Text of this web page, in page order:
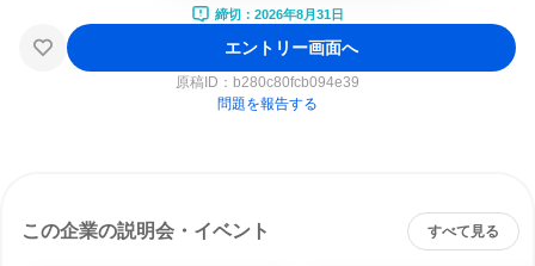
締切：2026年8月31日
エントリー画面へ
原稿ID： b280c80fcb094e39
問題を報告する
この企業の説明会・イベント すべて見る